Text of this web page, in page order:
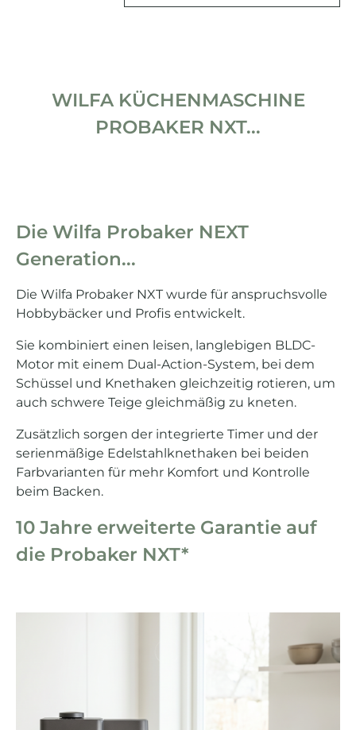
WILFA KÜCHENMASCHINE
PROBAKER NXT...
Die Wilfa Probaker NEXT
Generation...
Die Wilfa Probaker NXT wurde für anspruchsvolle
Hobbybäcker und Profis entwickelt.
Sie kombiniert einen leisen, langlebigen BLDC-
Motor mit einem Dual-Action-System, bei dem
Schüssel und Knethaken gleichzeitig rotieren, um
auch schwere Teige gleichmäßig zu kneten.
Zusätzlich sorgen der integrierte Timer und der
serienmäßige Edelstahlknethaken bei beiden
Farbvarianten für mehr Komfort und Kontrolle
beim Backen.
10 Jahre erweiterte Garantie auf
die Probaker NXT*